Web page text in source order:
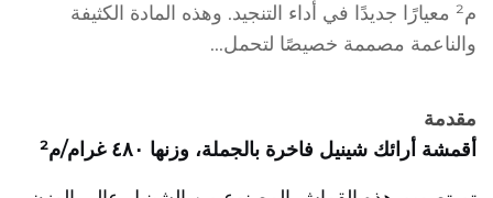
م² معيارًا جديدًا في أداء التنجيد. وهذه المادة الكثيفة
والناعمة مصممة خصيصًا لتحمل...
مقدمة
أقمشة أرائك شينيل فاخرة بالجملة، وزنها ٤٨٠ غرام/م²